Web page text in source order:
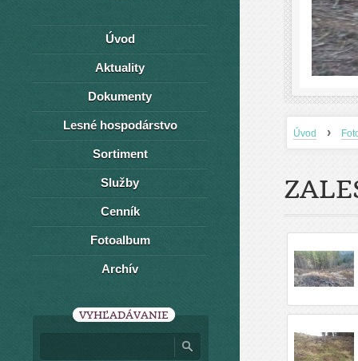
Úvod ›
Úvod
Aktuality
Dokumenty
Lesné hospodárstvo
Sortiment
Služby
Cenník
Fotoalbum
Archív
VYHĽADÁVANIE